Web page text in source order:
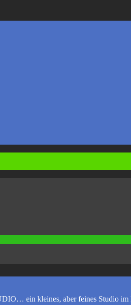
ein kleines, aber feines Studio